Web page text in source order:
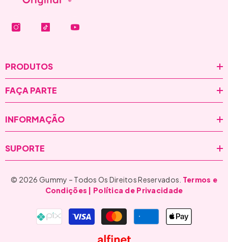
PRODUTOS
FAÇA PARTE
INFORMAÇÃO
SUPORTE
© 2026 Gummy – Todos Os Direitos Reservados. Termos e
Condições | Política de Privacidade
Formas
de